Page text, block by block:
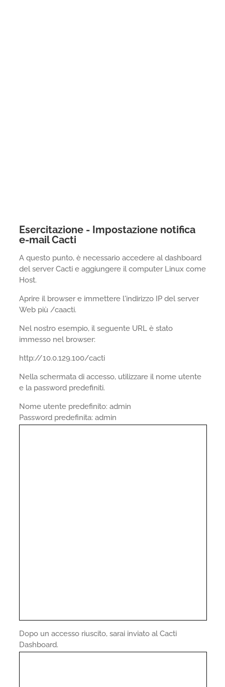
Esercitazione - Impostazione notifica
e-mail Cacti
A questo punto, è necessario accedere al dashboard
del server Cacti e aggiungere il computer Linux come
Host.
Aprire il browser e immettere l'indirizzo IP del server
Web più /caacti.
Nel nostro esempio, il seguente URL è stato
immesso nel browser:
http://10.0.129.100/cacti
Nella schermata di accesso, utilizzare il nome utente
e la password predefiniti.
Nome utente predefinito: admin
Password predefinita: admin
Dopo un accesso riuscito, sarai inviato al Cacti
Dashboard.